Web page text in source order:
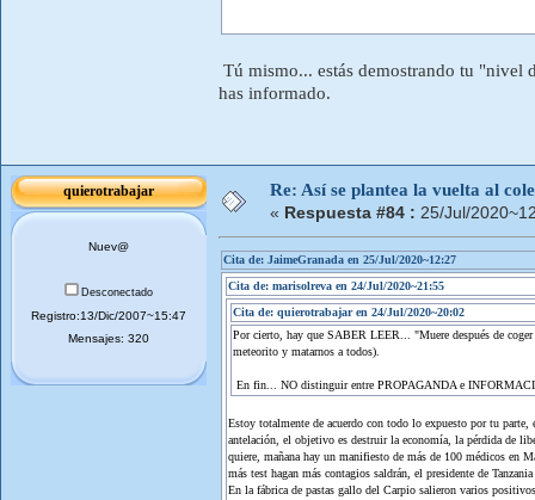
Tú mismo... estás demostrando tu "nivel
has informado.
quierotrabajar
Nuev@
Desconectado
Registro:13/Dic/2007~15:47
Mensajes: 320
Re: Así se plantea la vuelta al
« Respuesta #84 : 25/Jul/
Cita de: JaimeGranada en 25/Jul/2020~12:27
Cita de: marisolreva en 24/Jul/2020~21:55
Cita de: quierotrabajar en 24/Jul/2020~20:02
Por cierto, hay que SABER LEER... "Muere después de
meteorito y matarnos a todos).
En fin... NO distinguir entre PROPAGANDA e
Estoy totalmente de acuerdo con todo lo expuesto por tu parte,
antelación, el objetivo es destruir la economía, la pérdida de
quiere, mañana hay un manifiesto de más de 100 médicos en
más test hagan más contagios saldrán, el presidente de
En la fábrica de pastas gallo del Carpio salieron varios